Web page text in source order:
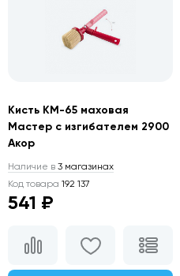
Кисть КМ-65 маховая
Мастер с изгибателем 2900
Акор
Наличие в 3 магазинах
Код товара 192 137
541 ₽